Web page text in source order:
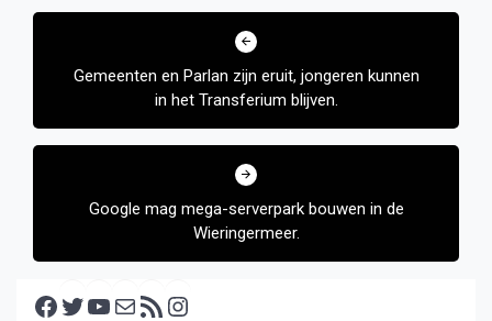
Bericht
Gemeenten en Parlan zijn eruit, jongeren kunnen
in het Transferium blijven.
Google mag mega-serverpark bouwen in de
Wieringermeer.
Facebook Twitter YouTube E-mail RSS feed